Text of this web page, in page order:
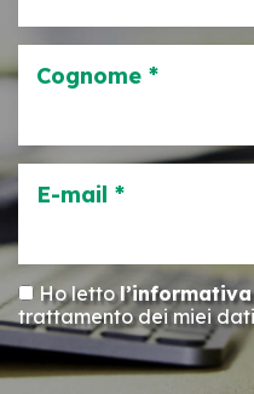
Cognome *
E-mail *
Ho lettol’informativa
trattamento dei miei